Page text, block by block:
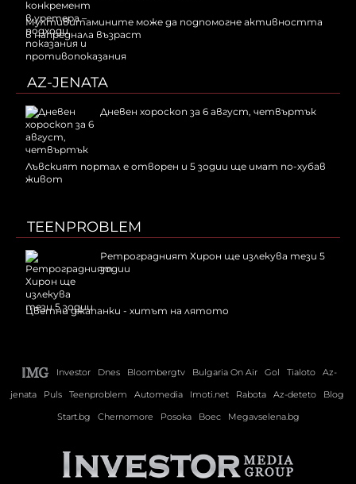
Мултивитамините може да подпомогне активността
в напреднала възраст
AZ-JENATA
Дневен хороскоп за 6 август, четвъртък
Лъвският портал е отворен и 5 зодии ще имат по-хубав
живот
TEENPROBLEM
Ретроградният Хирон ще излекува тези 5
зодии
Цветни джапанки - хитът на лятото
Investor Dnes Bloombergtv Bulgaria On Air Gol Tialoto
Az-
jenata
Puls Teenproblem Automedia Imoti.net Rabota Az-deteto
Blog
Start.bg
Chernomore Posoka Boec Megavselena.bg